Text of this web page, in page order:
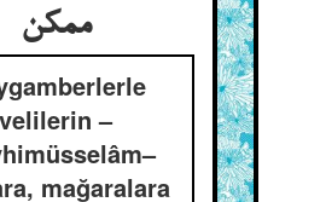
ممکن
velilerin –
mağaralara